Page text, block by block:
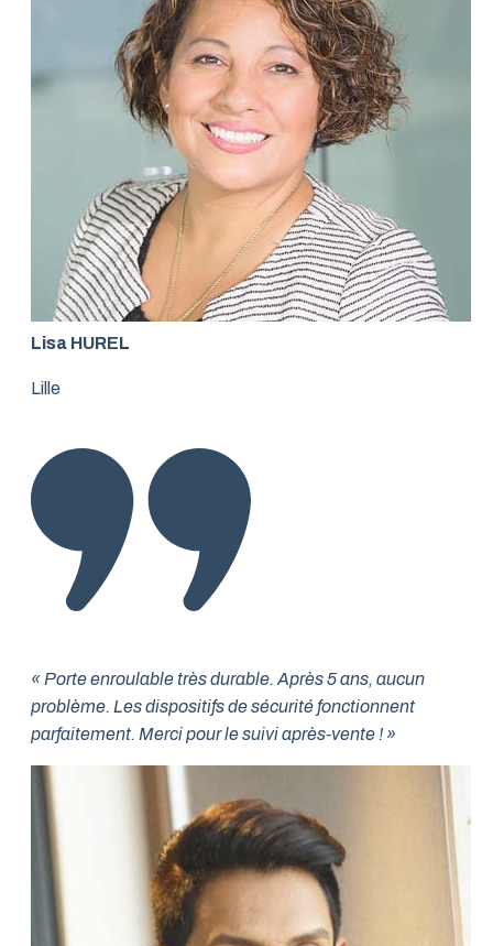
Lisa HUREL
Lille
« Porte enroulable très durable. Après 5 ans, aucun
problème. Les dispositifs de sécurité fonctionnent
parfaitement. Merci pour le suivi après-vente ! »